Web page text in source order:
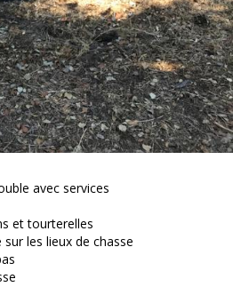
avec services
et tourterelles
les lieux de chasse